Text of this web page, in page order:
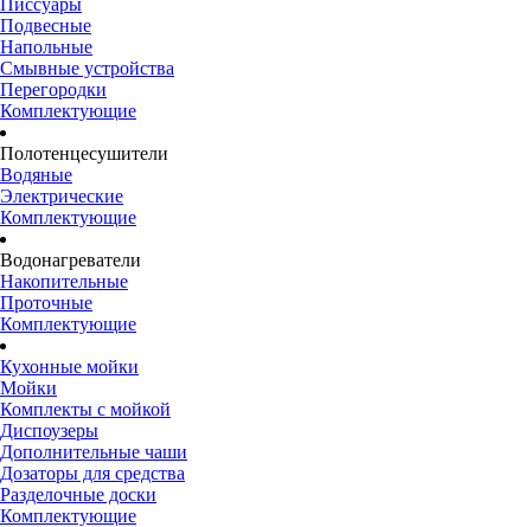
Писсуары
Подвесные
Напольные
Смывные устройства
Перегородки
Комплектующие
Полотенцесушители
Водяные
Электрические
Комплектующие
Водонагреватели
Накопительные
Проточные
Комплектующие
Кухонные мойки
Мойки
Комплекты с мойкой
Диспоузеры
Дополнительные чаши
Дозаторы для средства
Разделочные доски
Комплектующие